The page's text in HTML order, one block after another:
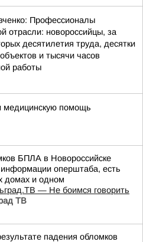
Профессионалы
отрасли: новороссийцы, за
десятилетия труда, десятки
и тысячи часов
работы
медицинскую помощь
БПЛА в Новороссийске
оперштаба, есть
домах и одном
— Не боимся говорить
ТВ
падения обломков